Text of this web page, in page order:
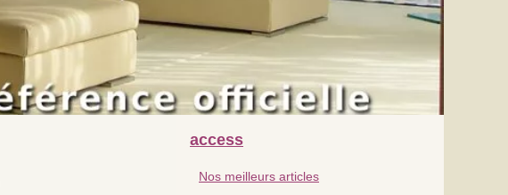
access
Nos meilleurs articles